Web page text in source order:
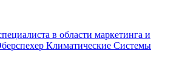
в области маркетинга и
Климатические Системы